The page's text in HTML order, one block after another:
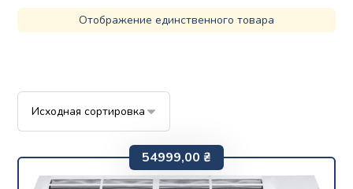
Отображение единственного товара
54999,00 ₴